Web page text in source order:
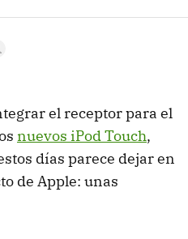
el receptor para el
nuevos iPod Touch,
días parece dejar en
de Apple: unas